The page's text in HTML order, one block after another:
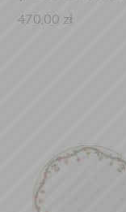
470,00 zł